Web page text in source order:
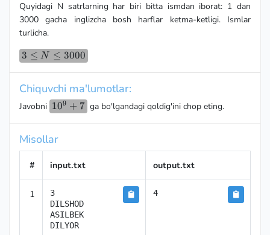
Quyidagi N satrlarning har biri bitta ismdan iborat: 1 dan
3000 gacha inglizcha bosh harflar ketma-ketligi. Ismlar
turlicha.
3 ≤
3 ≤ N ≤ 3000
Chiquvchi ma'lumotlar:
Javobni 10^9+7
109 + 7 ga bo'lgandagi qoldig'ini chop eting.
Misollar
# input.txt output.txt
1
3
DILSHOD
ASILBEK
DILYOR
4